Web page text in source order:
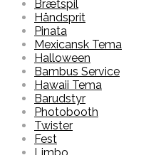
Brætspil
Håndsprit
Pinata
Mexicansk Tema
Halloween
Bambus Service
Hawaii Tema
Barudstyr
Photobooth
Twister
Fest